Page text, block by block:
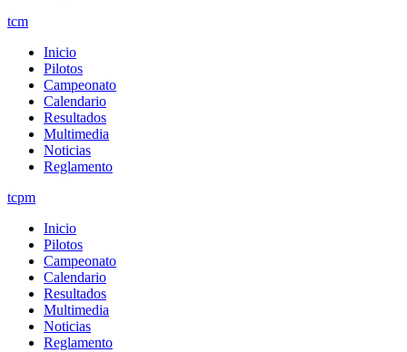
tcm
Inicio
Pilotos
Campeonato
Calendario
Resultados
Multimedia
Noticias
Reglamento
tcpm
Inicio
Pilotos
Campeonato
Calendario
Resultados
Multimedia
Noticias
Reglamento